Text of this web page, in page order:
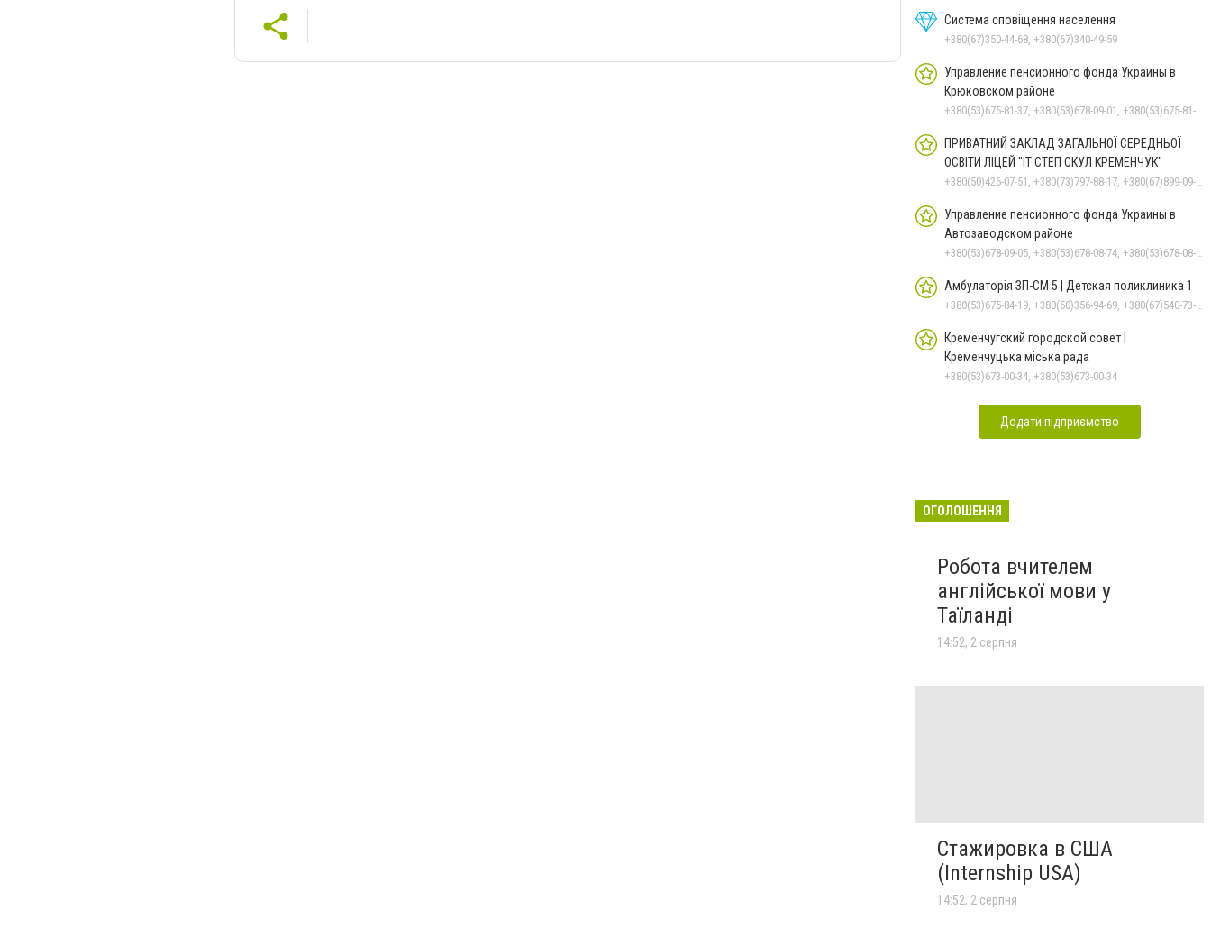
Система сповіщення населення
+380(67)350-44-68, +380(67)340-49-59
Управление пенсионного фонда Украины в
Крюковском районе
+380(53)675-81-37, +380(53)678-09-01, +380(53)675-81-32, +380(53)675-81-40, +380(53)675-81-33, +380(53)675-81-38, +380(53)675-81-31, +380(53)678-08-87
ПРИВАТНИЙ ЗАКЛАД ЗАГАЛЬНОЇ СЕРЕДНЬОЇ
ОСВІТИ ЛІЦЕЙ "ІТ СТЕП СКУЛ КРЕМЕНЧУК"
+380(50)426-07-51, +380(73)797-88-17, +380(67)899-09-16
Управление пенсионного фонда Украины в
Автозаводском районе
+380(53)678-09-05, +380(53)678-08-74, +380(53)678-08-83, +380(53)678-08-41, +380(53)678-08-86
Амбулаторія ЗП-СМ 5 | Детская поликлиника 1
+380(53)675-84-19, +380(50)356-94-69, +380(67)540-73-87
Кременчугский городской совет |
Кременчуцька міська рада
+380(53)673-00-34, +380(53)673-00-34
Додати підприємство
ОГОЛОШЕННЯ
Робота вчителем
англійської мови у
Таїланді
14:52, 2 серпня
Стажировка в США
(Internship USA)
14:52, 2 серпня